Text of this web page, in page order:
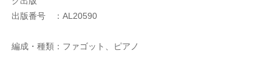
出版番号 ：AL20590
編成・種類：ファゴット、ピアノ